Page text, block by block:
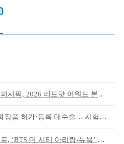
픽, 2026 레드닷 어워드 본상 2개 수상
품 허가·등록 대수술… 시험자료 공용 허용
, ‘BTS 더 시티 아리랑-뉴욕’ 참여